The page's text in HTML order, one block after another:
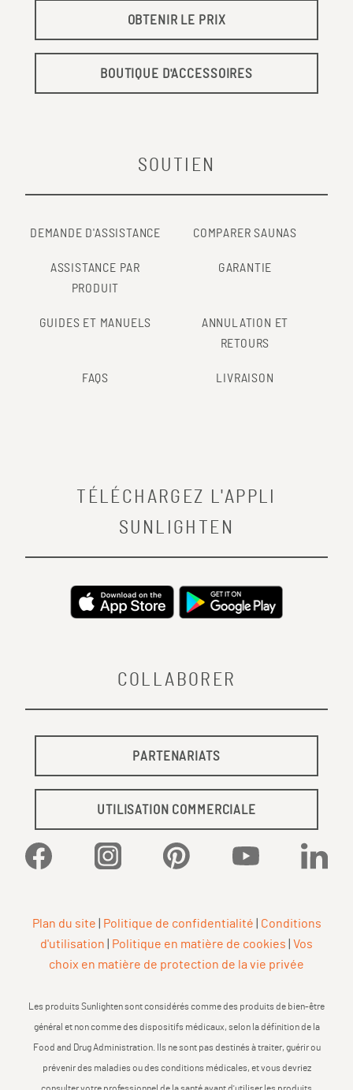
OBTENIR LE PRIX
BOUTIQUE D'ACCESSOIRES
SOUTIEN
DEMANDE D'ASSISTANCE COMPARER SAUNAS
ASSISTANCE PAR
PRODUIT
GARANTIE
GUIDES ET MANUELS
ANNULATION ET
RETOURS
FAQS LIVRAISON
COLLABORER
PARTENARIATS
UTILISATION COMMERCIALE
Facebook Instagram Pinterest YouTube
TÉLÉCHARGEZ L'APPLI
SUNLIGHTEN
Plan du site Politique de confidentialité
Conditions
d'utilisation
Politique en matière de cookies
Vos
choix en matière de protection de la vie privée
Les produits Sunlighten sont considérés comme des produits de bien-être
général et non comme des dispositifs médicaux, selon la définition de la
Food and Drug Administration. Ils ne sont pas destinés à traiter, guérir ou
prévenir des maladies ou des conditions médicales, et vous devriez